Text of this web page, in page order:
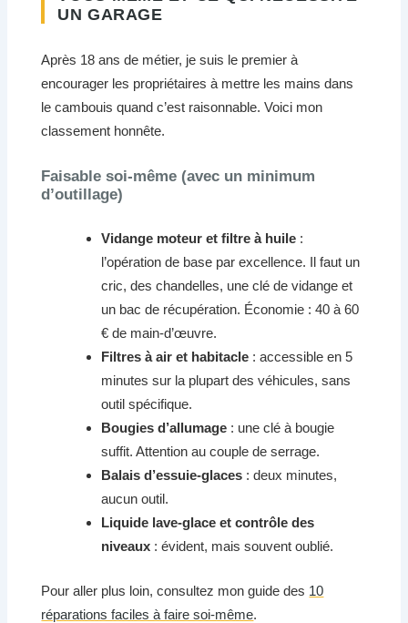
UN GARAGE
Après 18 ans de métier, je suis le premier à
encourager les propriétaires à mettre les mains dans
le cambouis quand c’est raisonnable. Voici mon
classement honnête.
Faisable soi-même (avec un minimum
d’outillage)
Vidange moteur et filtre à huile :
l’opération de base par excellence. Il faut un
cric, des chandelles, une clé de vidange et
un bac de récupération. Économie : 40 à 60
€ de main-d’œuvre.
Filtres à air et habitacle : accessible en 5
minutes sur la plupart des véhicules, sans
outil spécifique.
Bougies d’allumage : une clé à bougie
suffit. Attention au couple de serrage.
Balais d’essuie-glaces : deux minutes,
aucun outil.
Liquide lave-glace et contrôle des
niveaux : évident, mais souvent oublié.
Pour aller plus loin, consultez mon guide des 10
réparations faciles à faire soi-même.